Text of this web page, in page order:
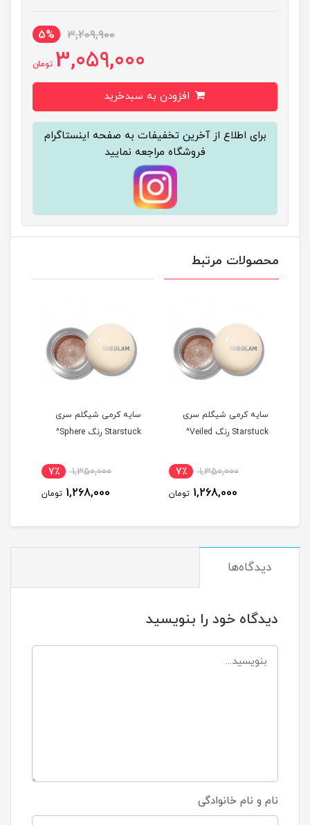
3,209,900
5%
3,059,000 تومان
برای اطلاع از آخرین تخفیفات به صفحه اینستاگرام
فروشگاه مراجعه نمایید
محصولات مرتبط
سایه کرمی شیگلم سری
Starstuck رنگ Veiled^
1,350,000 7٪
1,268,000 تومان
سایه کرمی شیگلم سری
Starstuck رنگ Sphere^
1,350,000 7٪
1,268,000 تومان
دیدگاه‌ها
دیدگاه خود را بنویسید
نام و نام خانوادگی